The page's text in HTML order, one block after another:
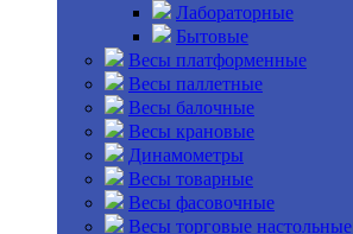
Лабораторные
Бытовые
Весы платформенные
Весы паллетные
Весы балочные
Весы крановые
Динамометры
Весы товарные
Весы фасовочные
Весы торговые настольные